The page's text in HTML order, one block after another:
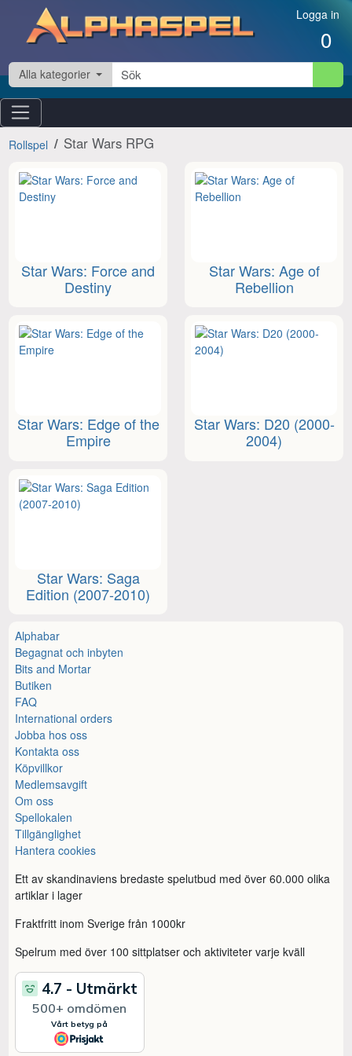
Hoppa till innehåll Logga in
0
Alla kategorier
Rollspel Star Wars RPG
Star Wars: Force and
Destiny
Star Wars: Age of
Rebellion
Star Wars: Edge of the
Empire
Star Wars: D20 (2000-
2004)
Star Wars: Saga
Edition (2007-2010)
Alphabar
Begagnat och inbyten
Bits and Mortar
Butiken
FAQ
International orders
Jobba hos oss
Kontakta oss
Köpvillkor
Medlemsavgift
Om oss
Spellokalen
Tillgänglighet
Hantera cookies
Ett av skandinaviens bredaste spelutbud med över 60.000 olika
artiklar i lager
Fraktfritt inom Sverige från 1000kr
Spelrum med över 100 sittplatser och aktiviteter varje kväll